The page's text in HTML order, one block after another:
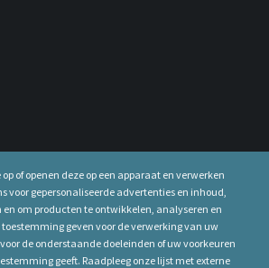
of openen deze op een apparaat en verwerken
voor gepersonaliseerde advertenties en inhoud,
om producten te ontwikkelen, analyseren en
geven voor de verwerking van uw
de onderstaande doeleinden of uw voorkeuren
geeft. Raadpleeg onze lijst met externe